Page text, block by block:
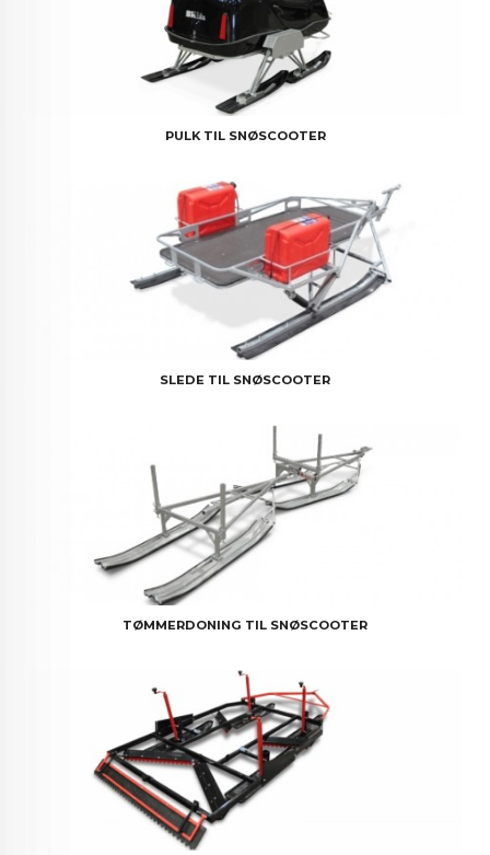
PULK TIL SNØSCOOTER
SLEDE TIL SNØSCOOTER
TØMMERDONING TIL SNØSCOOTER